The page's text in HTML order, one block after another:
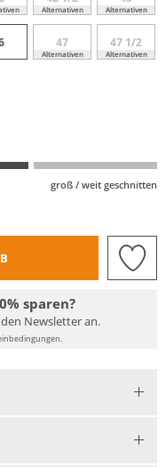
Alternativen Alternativen
47
Alternativen
47 1/2
Alternativen
groß / weit geschnitten
sparen?
Newsletter an.